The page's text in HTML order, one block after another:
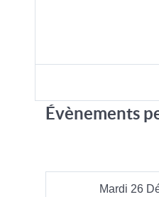
Évènements
Mardi 26